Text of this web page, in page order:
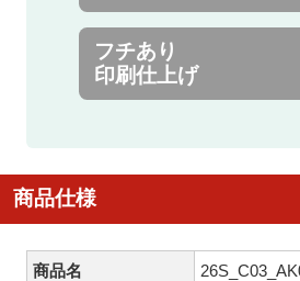
フチあり
印刷仕上げ
商品仕様
商品名